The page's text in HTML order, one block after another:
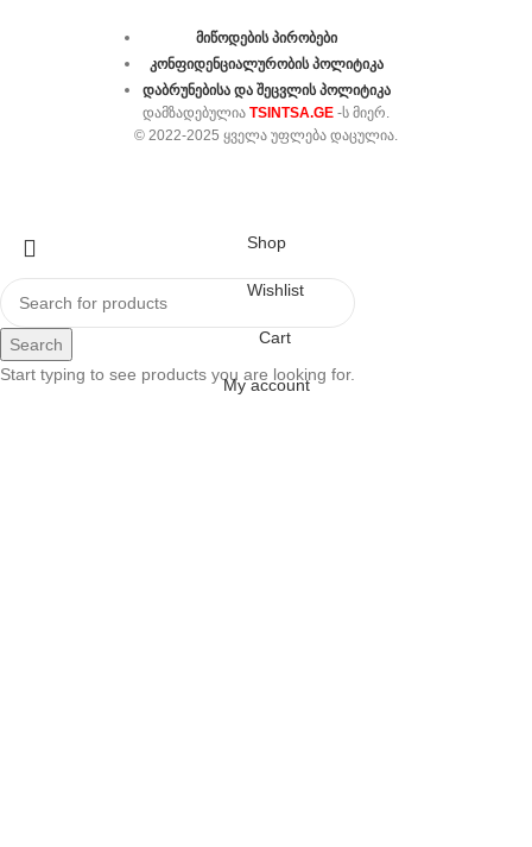
მიწოდების პირობები
კონფიდენციალურობის პოლიტიკა
დაბრუნებისა და შეცვლის პოლიტიკა
ᲓᲐᲛᲖᲐᲓᲔᲑᲣᲚᲘᲐ TSINTSA.GE -Ს ᲛᲘᲔᲠ.
© 2022-2025 ᲧᲕᲔᲚᲐ ᲣᲤᲚᲔᲑᲐ ᲓᲐᲪᲣᲚᲘᲐ.
Search
Start typing to see products you are looking for.
Shop
Wishlist
Cart
My account